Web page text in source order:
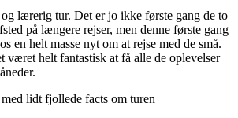
lærerig tur. Det er jo ikke første gang de to
på længere rejser, men denne første gang
en helt masse nyt om at rejse med de små.
været helt fantastisk at få alle de oplevelser
lidt fjollede facts om turen